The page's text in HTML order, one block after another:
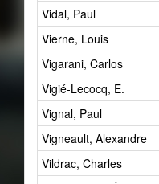
Vidal, Paul
Vierne, Louis
Vigarani, Carlos
Vigié-Lecocq, E.
Vignal, Paul
Vigneault, Alexandre
Vildrac, Charles